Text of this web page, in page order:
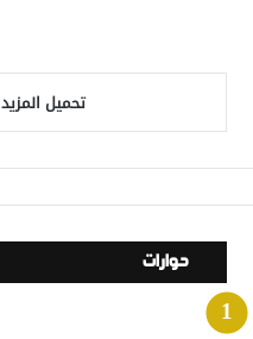
تحميل المزيد
حوارات